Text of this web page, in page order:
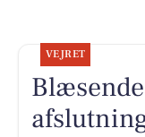
VEJRET